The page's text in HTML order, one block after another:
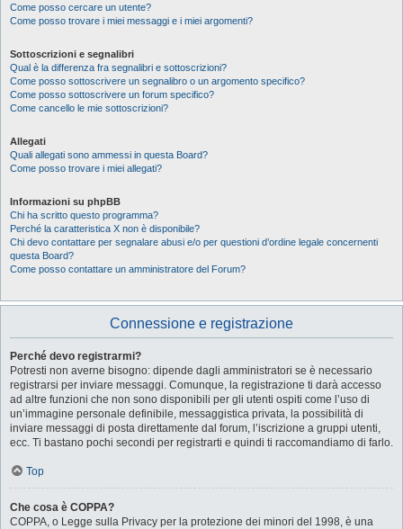
Come posso cercare un utente?
Come posso trovare i miei messaggi e i miei argomenti?
Sottoscrizioni e segnalibri
Qual è la differenza fra segnalibri e sottoscrizioni?
Come posso sottoscrivere un segnalibro o un argomento specifico?
Come posso sottoscrivere un forum specifico?
Come cancello le mie sottoscrizioni?
Allegati
Quali allegati sono ammessi in questa Board?
Come posso trovare i miei allegati?
Informazioni su phpBB
Chi ha scritto questo programma?
Perché la caratteristica X non è disponibile?
Chi devo contattare per segnalare abusi e/o per questioni d’ordine legale concernenti
questa Board?
Come posso contattare un amministratore del Forum?
Connessione e registrazione
Perché devo registrarmi?
Potresti non averne bisogno: dipende dagli amministratori se è necessario
registrarsi per inviare messaggi. Comunque, la registrazione ti darà accesso
ad altre funzioni che non sono disponibili per gli utenti ospiti come l’uso di
un’immagine personale definibile, messaggistica privata, la possibilità di
inviare messaggi di posta direttamente dal forum, l’iscrizione a gruppi utenti,
ecc. Ti bastano pochi secondi per registrarti e quindi ti raccomandiamo di farlo.
Top
Che cosa è COPPA?
COPPA, o Legge sulla Privacy per la protezione dei minori del 1998, è una